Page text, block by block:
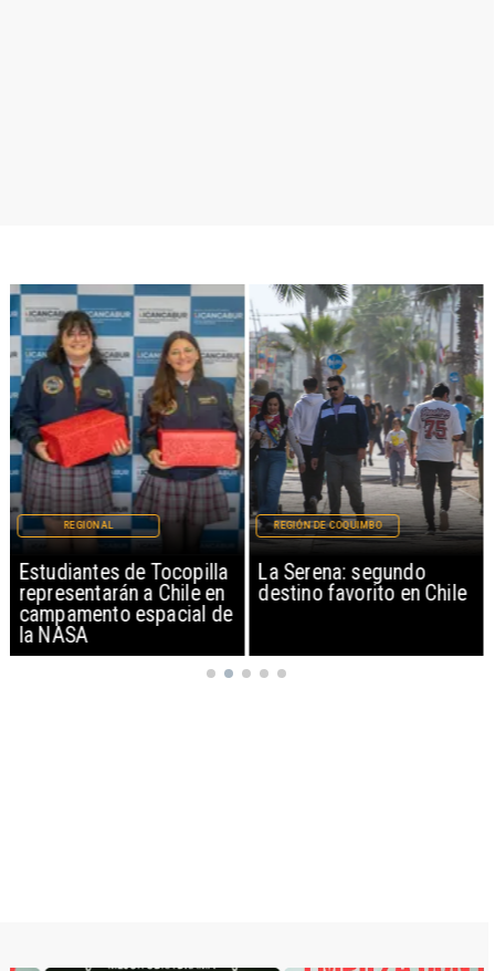
Estudiantes de Tocopilla
representarán a Chile en
campamento espacial de
la NASA
REGIONAL
La Serena: segundo
destino favorito en Chile
REGIÓN DE COQUIMBO